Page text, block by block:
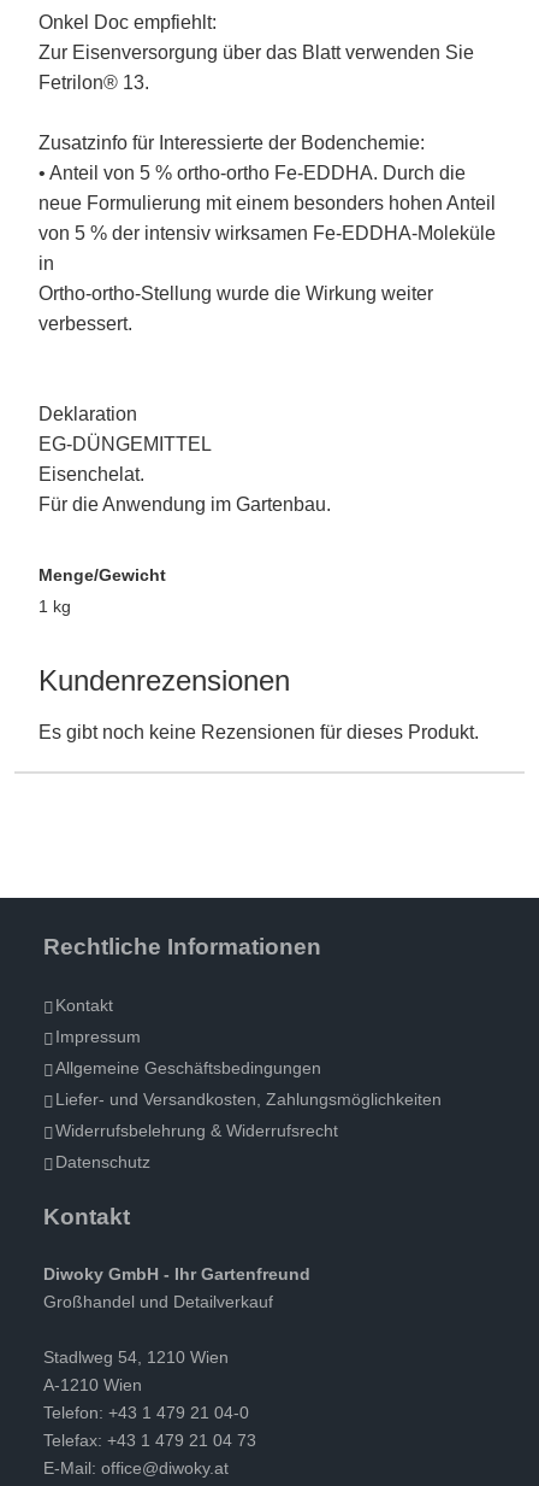
Onkel Doc empfiehlt:
Zur Eisenversorgung über das Blatt verwenden Sie
Fetrilon® 13.
Zusatzinfo für Interessierte der Bodenchemie:
• Anteil von 5 % ortho-ortho Fe-EDDHA. Durch die
neue Formulierung mit einem besonders hohen Anteil
von 5 % der intensiv wirksamen Fe-EDDHA-Moleküle
in
Ortho-ortho-Stellung wurde die Wirkung weiter
verbessert.
Deklaration
EG-DÜNGEMITTEL
Eisenchelat.
Für die Anwendung im Gartenbau.
Menge/Gewicht
1 kg
Kundenrezensionen
Es gibt noch keine Rezensionen für dieses Produkt.
Rechtliche Informationen
Kontakt
Impressum
Allgemeine Geschäftsbedingungen
Liefer- und Versandkosten, Zahlungsmöglichkeiten
Widerrufsbelehrung & Widerrufsrecht
Datenschutz
Kontakt
Diwoky GmbH - Ihr Gartenfreund
Großhandel und Detailverkauf
Stadlweg 54, 1210 Wien
A-1210 Wien
Telefon: +43 1 479 21 04-0
Telefax: +43 1 479 21 04 73
E-Mail: office@diwoky.at